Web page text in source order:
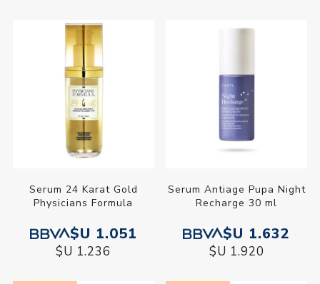
Serum 24 Karat Gold
Physicians Formula
$U 1.051
$U 1.236
Serum Antiage Pupa Night
Recharge 30 ml
$U 1.632
$U 1.920